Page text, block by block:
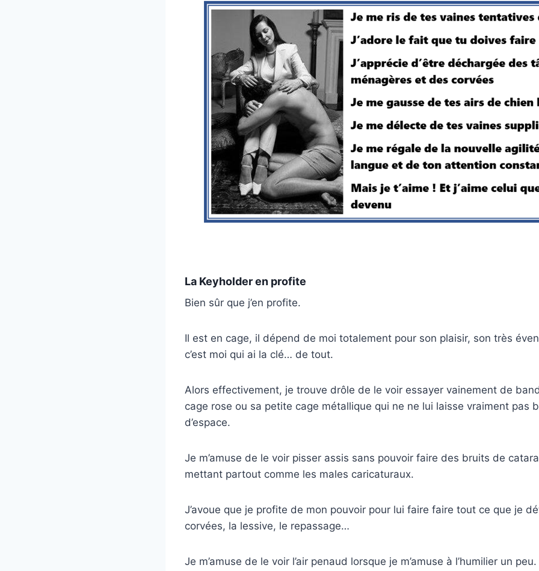
La Keyholder en profite
Bien sûr que j’en profite.
Il est en cage, il dépend de moi totalement pour son plaisir, son très
c’est moi qui ai la clé… de tout.
Alors effectivement, je trouve drôle de le voir essayer vainement de
cage rose ou sa petite cage métallique qui ne ne lui laisse vraiment pas
d’espace.
Je m’amuse de le voir pisser assis sans pouvoir faire des bruits de
mettant partout comme les males caricaturaux.
J’avoue que je profite de mon pouvoir pour lui faire faire tout ce que je
corvées, la lessive, le repassage…
Je m’amuse de le voir l’air penaud lorsque je m’amuse à l’humilier un